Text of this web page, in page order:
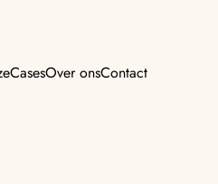
CasesOver onsContact